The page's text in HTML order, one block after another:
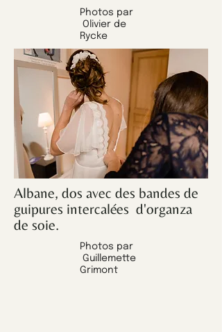
Photos par
Olivier de
Rycke
Albane, dos avec des bandes de
guipures intercalées d'organza
de soie.
Photos par
Guillemette
Grimont